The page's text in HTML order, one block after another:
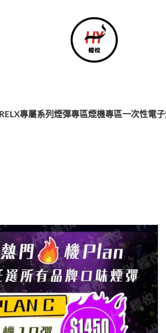
RELX專屬系列 煙彈專區煙機專區一次性電